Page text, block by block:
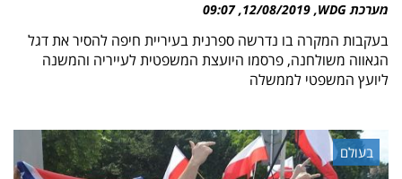
מערכת WDG 12/08/2019
09:07
בעקבות המקרה בו נדרשה ספרנית בעיריית חיפה להסיר את דגל
הגאווה משולחנה, פרסמו היועצת המשפטית לעייריה והמשנה
ליועץ המשפטי לממשלה
בעולם